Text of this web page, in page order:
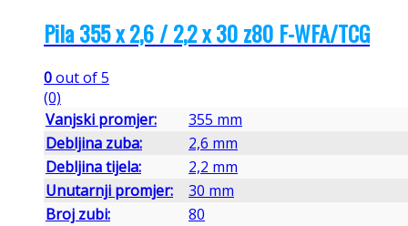
Pila 355 x 2,6 / 2,2 x 30 z80 F-WFA/TCG
0out of 5
(0)
Vanjski promjer:
355 mm
Debljina zuba:
2,6 mm
Debljina tijela:
2,2 mm
Unutarnji promjer:
30 mm
Broj zubi:
80